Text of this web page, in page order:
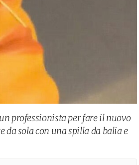
professionista per fare il nuovo
da sola con una spilla da balia e